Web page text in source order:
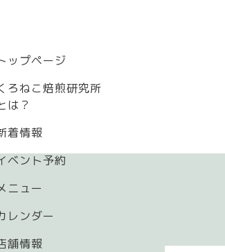
ップページ
ろねこ焙煎研究所
は？
着情報
ベント予約
ニュー
レンダー
舗情報